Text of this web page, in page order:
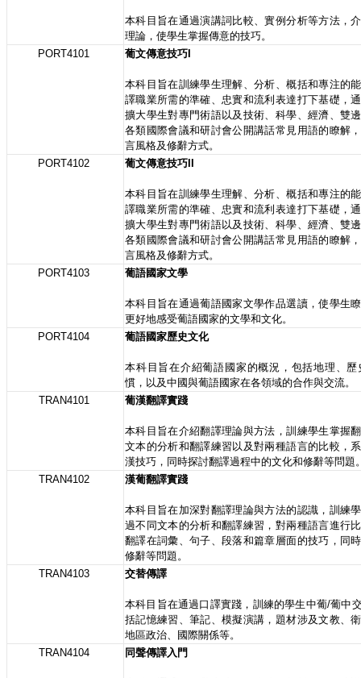
本科目旨在通過演講詞比較、實例分析等方法，
理論，使學生掌握傳意的技巧。
PORT4101
葡文傳意技巧I
本科目旨在訓練學生理解、分析、概括和專注的
譯職業所需的準確、忠實和流利表達打下基礎，
擴大學生對專門術語以及技術、科學、經濟、雙
各類國際會議和研討會公開講話常見用語的瞭解
言風格及修辭方式。
PORT4102
葡文傳意技巧II
本科目旨在訓練學生理解、分析、概括和專注的
譯職業所需的準確、忠實和流利表達打下基礎，
擴大學生對專門術語以及技術、科學、經濟、雙
各類國際會議和研討會公開講話常見用語的瞭解
言風格及修辭方式。
PORT4103
葡語國家文學
本科目旨在通過葡語國家文學作品選讀，使學生
更好地感受葡語國家的文學和文化。
PORT4104
葡語國家歷史文化
本科目旨在介紹葡語國家的概況，包括地理、
慣，以及中國與葡語國家在各領域的合作與交流。
TRAN4101
葡漢翻譯實踐
本科目旨在介紹翻譯理論與方法，訓練學生掌握
文本的分析和翻譯練習以及對兩種語言的比較，
漢技巧，同時探討翻譯過程中的文化和修辭等問題
TRAN4102
漢葡翻譯實踐
本科目旨在加深對翻譯理論與方法的認識，訓練
過不同文本的分析和翻譯練習，對兩種語言進行
翻譯在詞彙、句子、段落和篇章層面的技巧，同
修辭等問題。
TRAN4103
交替傳譯
本科目旨在通過口譯實踐，訓練的學生中葡/葡中
括記憶練習、筆記、模擬演講，題材涉及文教、
地區政治、國際關係等。
TRAN4104
同聲傳譯入門